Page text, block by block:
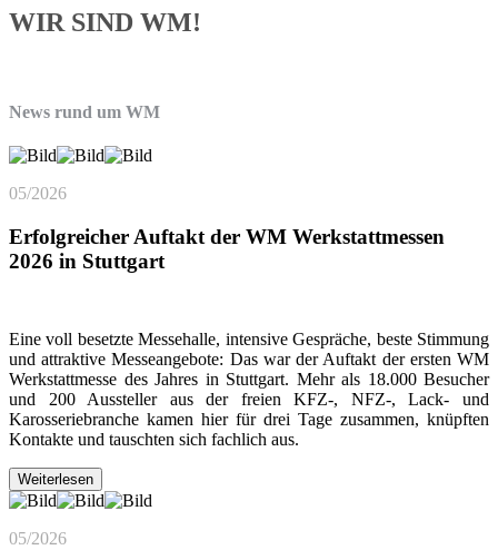
WIR SIND WM!
News rund um WM
05/2026
Erfolgreicher Auftakt der WM Werkstattmessen
2026 in Stuttgart
Eine voll besetzte Messehalle, intensive Gespräche, beste Stimmung
und attraktive Messeangebote: Das war der Auftakt der ersten WM
Werkstattmesse des Jahres in Stuttgart. Mehr als 18.000 Besucher
und 200 Aussteller aus der freien KFZ-, NFZ-, Lack- und
Karosseriebranche kamen hier für drei Tage zusammen, knüpften
Kontakte und tauschten sich fachlich aus.
Weiterlesen
05/2026